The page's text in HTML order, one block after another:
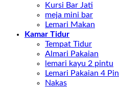
Kursi Bar Jati
meja mini bar
Lemari Makan
Kamar Tidur
Tempat Tidur
Almari Pakaian
lemari kayu 2 pintu
Lemari Pakaian 4
Nakas